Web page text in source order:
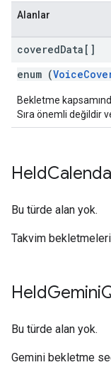
Alanlar
coveredData[]
enum (
Bekletme
Sıra önemli değildir
Held
Bu türde alan yok.
Takvim
HeldGemini
Bu türde alan yok.
Gemini bekletme